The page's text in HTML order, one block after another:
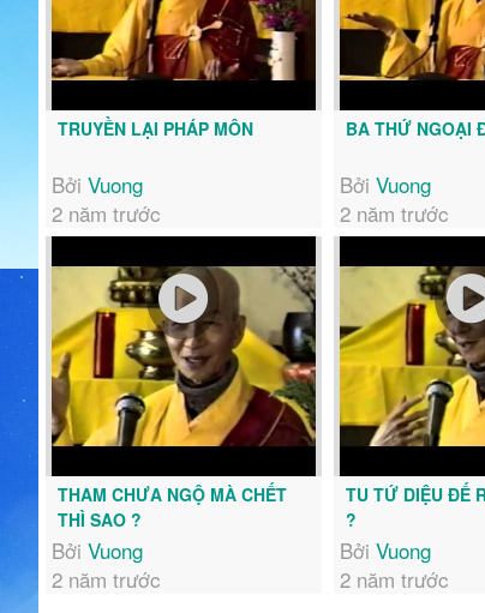
TRUYỀN LẠI PHÁP MÔN
Bởi Vuong
2 năm trước
BA THỨ NGOẠI
Bởi Vuong
2 năm trước
THAM CHƯA NGỘ MÀ CHẾT
THÌ SAO ?
Bởi Vuong
2 năm trước
TU TỨ DIỆU ĐẾ
?
Bởi Vuong
2 năm trước